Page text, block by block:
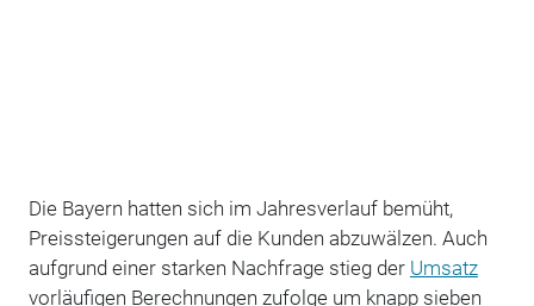
Die Bayern hatten sich im Jahresverlauf bemüht,
Preissteigerungen auf die Kunden abzuwälzen. Auch
aufgrund einer starken Nachfrage stieg der Umsatz
vorläufigen Berechnungen zufolge um knapp sieben